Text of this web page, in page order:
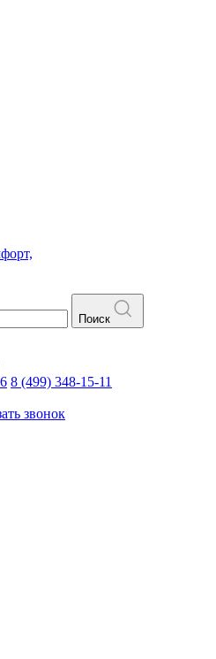
Поиск
8 (499) 348-15-11
звонок